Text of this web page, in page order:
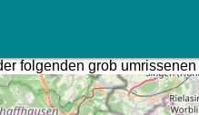
folgenden grob